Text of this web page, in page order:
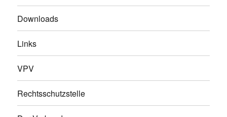
Downloads
Links
VPV
Rechtsschutzstelle